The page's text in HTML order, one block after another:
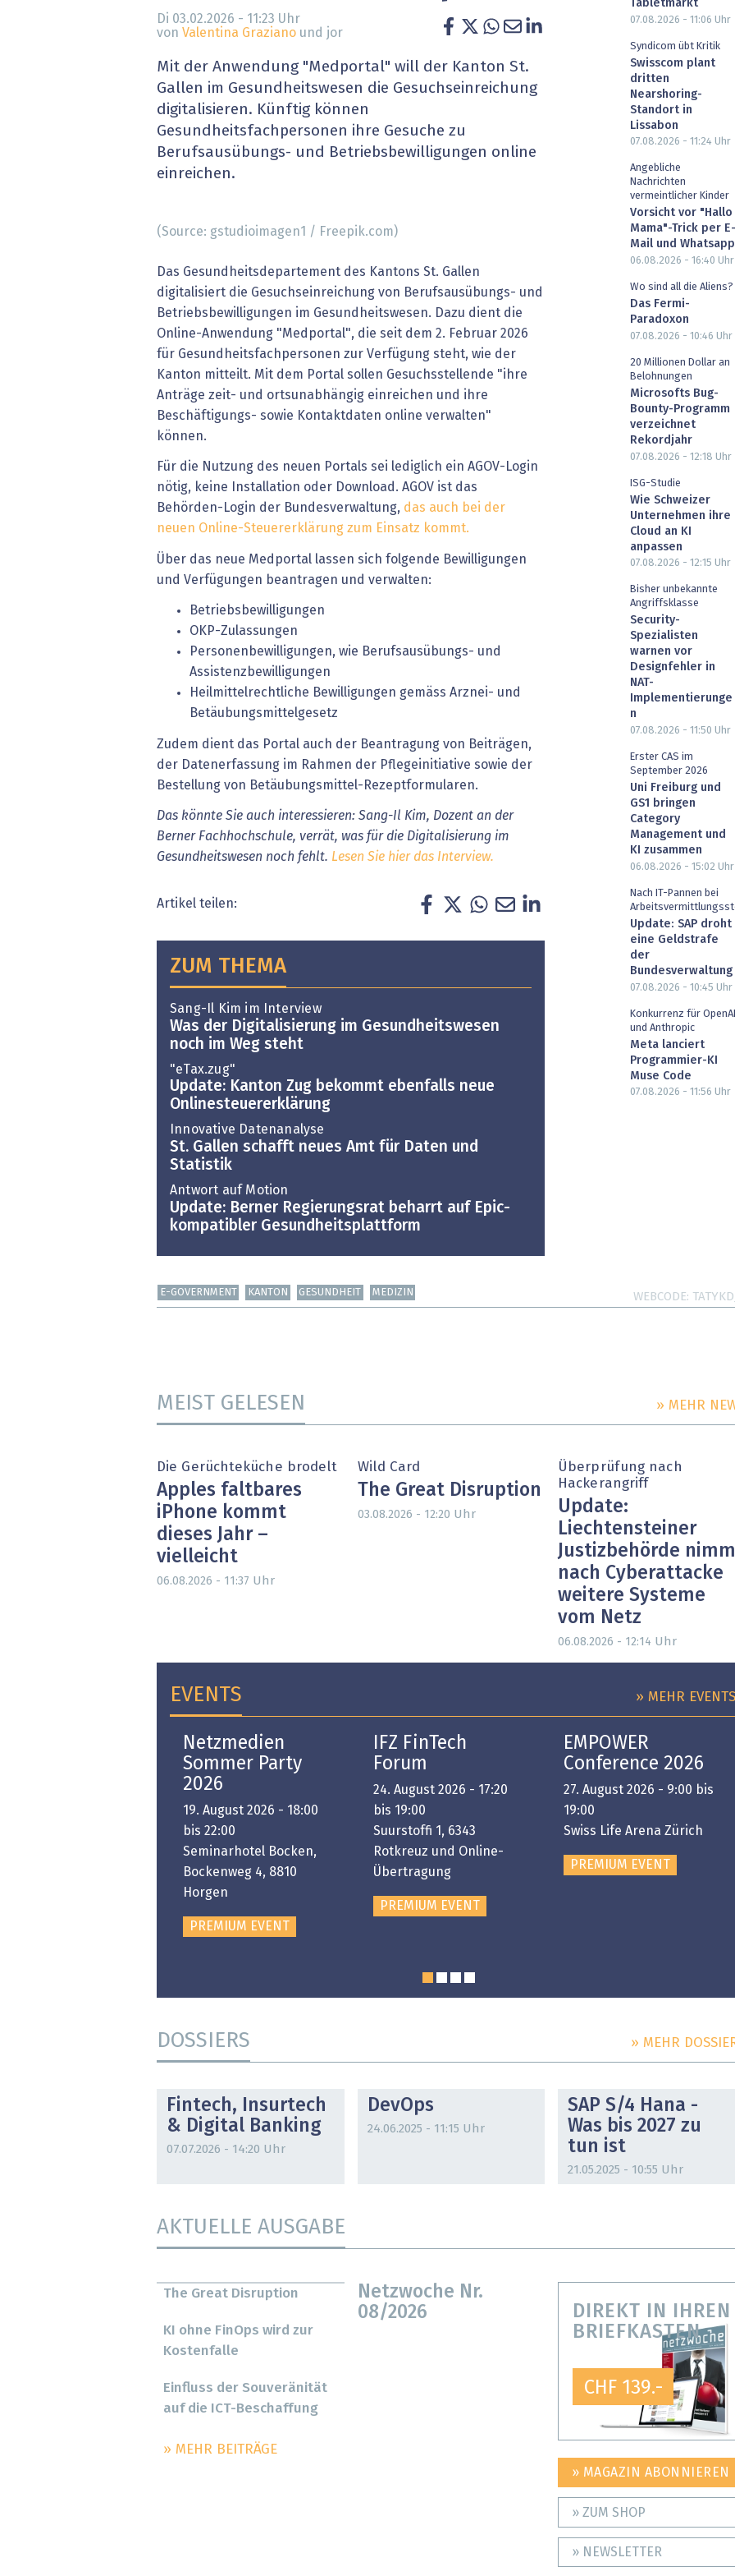
» alle News Gesundheit wird digital
Blockchain
EU-DSGVO
XaaS, Managed Services & Co.
IT for Health
Artificial Intelligence
Finance 2030
Fintech & Insurtech
Professional AV & Digital Signage
Di 03.02.2026 - 11:23 Uhr
von Valentina Graziano und jor
Mit der Anwendung "Medportal" will der Kanton St.
Gallen im Gesundheitswesen die Gesuchseinreichung
digitalisieren. Künftig können
Gesundheitsfachpersonen ihre Gesuche zu
Berufsausübungs- und Betriebsbewilligungen online
einreichen.
(Source: gstudioimagen1 / Freepik.com)
Das Gesundheitsdepartement des Kantons St. Gallen
digitalisiert die Gesuchseinreichung von Berufsausübungs- und
Betriebsbewilligungen im Gesundheitswesen. Dazu dient die
Online-Anwendung "Medportal", die seit dem 2. Februar 2026
für Gesundheitsfachpersonen zur Verfügung steht, wie der
Kanton mitteilt. Mit dem Portal sollen Gesuchsstellende "ihre
Anträge zeit- und ortsunabhängig einreichen und ihre
Beschäftigungs- sowie Kontaktdaten online verwalten"
können.
Für die Nutzung des neuen Portals sei lediglich ein AGOV-Login
nötig, keine Installation oder Download. AGOV ist das
Behörden-Login der Bundesverwaltung, das auch bei der
neuen Online-Steuererklärung zum Einsatz kommt.
Über das neue Medportal lassen sich folgende Bewilligungen
und Verfügungen beantragen und verwalten:
Betriebsbewilligungen
OKP-Zulassungen
Personenbewilligungen, wie Berufsausübungs- und
Assistenzbewilligungen
Heilmittelrechtliche Bewilligungen gemäss Arznei- und
Betäubungsmittelgesetz
Zudem dient das Portal auch der Beantragung von Beiträgen,
der Datenerfassung im Rahmen der Pflegeinitiative sowie der
Bestellung von Betäubungsmittel-Rezeptformularen.
Das könnte Sie auch interessieren: Sang-Il Kim, Dozent an der
Berner Fachhochschule, verrät, was für die Digitalisierung im
Gesundheitswesen noch fehlt. Lesen Sie hier das Interview.
Artikel teilen:
ZUM THEMA
Sang-Il Kim im Interview
Was der Digitalisierung im Gesundheitswesen
noch im Weg steht
"eTax.zug"
Update: Kanton Zug bekommt ebenfalls neue
Onlinesteuererklärung
Innovative Datenanalyse
St. Gallen schafft neues Amt für Daten und
Statistik
Antwort auf Motion
Update: Berner Regierungsrat beharrt auf Epic-
kompatibler Gesundheitsplattform
Tabletmarkt
07.08.2026 - 11:06 Uhr
Syndicom übt Kritik
Swisscom plant
dritten
Nearshoring-
Standort in
Lissabon
07.08.2026 - 11:24 Uhr
Angebliche
Nachrichten
vermeintlicher Kinder
Vorsicht vor "Hallo
Mama"-Trick per E-
Mail und Whatsapp
06.08.2026 - 16:40 Uhr
Wo sind all die Aliens?
Das Fermi-
Paradoxon
07.08.2026 - 10:46 Uhr
20 Millionen Dollar an
Belohnungen
Microsofts Bug-
Bounty-Programm
verzeichnet
Rekordjahr
07.08.2026 - 12:18 Uhr
ISG-Studie
Wie Schweizer
Unternehmen ihre
Cloud an KI
anpassen
07.08.2026 - 12:15 Uhr
Bisher unbekannte
Angriffsklasse
Security-
Spezialisten
warnen vor
Designfehler in
NAT-
Implementierunge
n
07.08.2026 - 11:50 Uhr
Erster CAS im
September 2026
Uni Freiburg und
GS1 bringen
Category
Management und
KI zusammen
06.08.2026 - 15:02 Uhr
Nach IT-Pannen bei
Update: SAP droht
eine Geldstrafe
der
Bundesverwaltung
07.08.2026 - 10:45 Uhr
Konkurrenz für OpenAI
und Anthropic
Meta lanciert
Programmier-KI
Muse Code
07.08.2026 - 11:56 Uhr
E-GOVERNMENT KANTON GESUNDHEIT MEDIZIN WEBCODE
MEIST GELESEN » MEHR
Die Gerüchteküche brodelt
Apples faltbares
iPhone kommt
dieses Jahr –
vielleicht
06.08.2026 - 11:37 Uhr
Wild Card
The Great Disruption
03.08.2026 - 12:20 Uhr
Überprüfung nach
Hackerangriff
Update:
Liechtensteiner
Justizbehörde
nach Cyberattacke
weitere Systeme
vom Netz
06.08.2026 - 12:14 Uhr
EVENTS » MEHR EVENTS
Netzmedien
Sommer Party
2026
19. August 2026 - 18:00
bis 22:00
Seminarhotel Bocken,
Bockenweg 4, 8810
Horgen
PREMIUM EVENT
IFZ FinTech
Forum
24. August 2026 - 17:20
bis 19:00
Suurstoffi 1, 6343
Rotkreuz und Online-
Übertragung
PREMIUM EVENT
EMPOWER
Conference 2026
27. August 2026 - 9:00 bis
19:00
Swiss Life Arena Zürich
PREMIUM EVENT
DOSSIERS » MEHR
Fintech, Insurtech
& Digital Banking
07.07.2026 - 14:20 Uhr
DevOps
24.06.2025 - 11:15 Uhr
SAP S/4 Hana -
Was bis 2027 zu
tun ist
21.05.2025 - 10:55 Uhr
AKTUELLE AUSGABE
Netzwoche Nr.
08/2026
The Great Disruption
KI ohne FinOps wird zur
Kostenfalle
Einfluss der Souveränität
auf die ICT-Beschaffung
» MEHR BEITRÄGE
DIREKT IN IHREN
BRIEFKASTEN
CHF 139.-
» MAGAZIN ABONNIEREN
» ZUM SHOP
» NEWSLETTER